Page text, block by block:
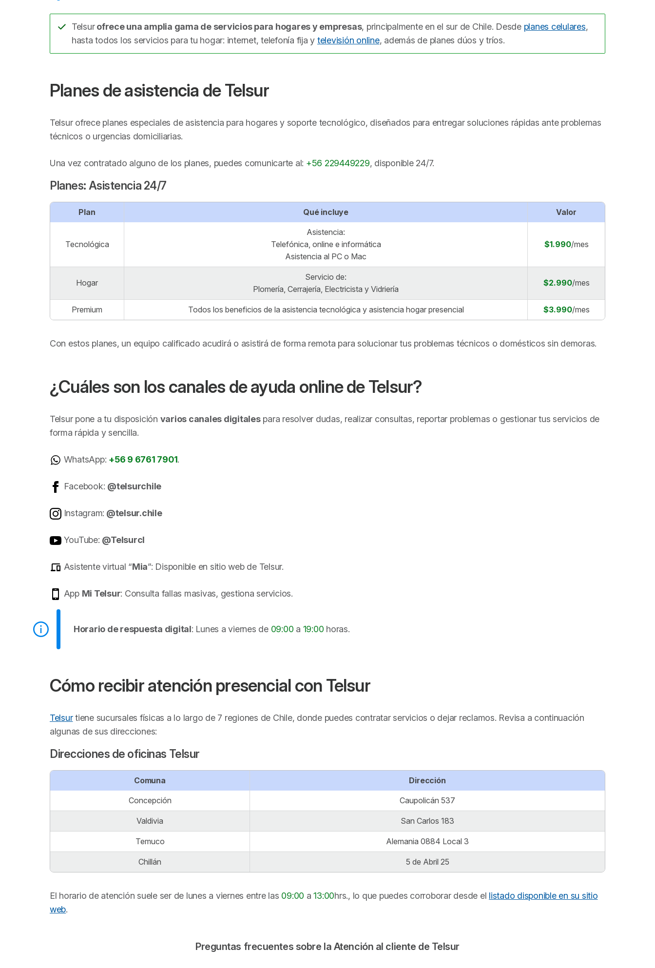
Telsurofrece una amplia gama de servicios para hogares y empresas, principalmente en el sur de Chile. Desde planes celulares,
hasta todos los servicios para tu hogar: internet, telefonía fija y televisión online, además de planes dúos y tríos.
Planes de asistencia de Telsur
Telsur ofrece planes especiales de asistencia para hogares y soporte tecnológico, diseñados para entregar soluciones rápidas ante problemas
técnicos o urgencias domiciliarias.
Una vez contratado alguno de los planes, puedes comunicarte al: +56 229449229, disponible 24/7.
Planes: Asistencia 24/7
Plan Qué incluye Valor
Tecnológica
Asistencia:
Telefónica, online e informática
Asistencia al PC o Mac
$1.990/mes
Hogar
Servicio de:
Plomería, Cerrajería, Electricista y Vidriería
$2.990/mes
Premium Todos los beneficios de la asistencia tecnológica y asistencia hogar presencial $3.990/mes
Con estos planes, un equipo calificado acudirá o asistirá de forma remota para solucionar tus problemas técnicos o domésticos sin demoras.
¿Cuáles son los canales de ayuda online de Telsur?
Telsur pone a tu disposición varios canales digitalespara resolver dudas, realizar consultas, reportar problemas o gestionar tus servicios de
forma rápida y sencilla.
WhatsApp: +56 9 6761 7901.
Facebook: @telsurchile
Instagram: @telsur.chile
YouTube: @Telsurcl
Asistente virtual “Mia”: Disponible en sitio web de Telsur.
App Mi Telsur: Consulta fallas masivas, gestiona servicios.
Horario de respuesta digital: Lunes a viernes de 09:00 a 19:00 horas.
Cómo recibir atención presencial con Telsur
Telsurtiene sucursales físicas a lo largo de 7 regiones de Chile, donde puedes contratar servicios o dejar reclamos. Revisa a continuación
algunas de sus direcciones:
Direcciones de oficinas Telsur
Comuna Dirección
Concepción Caupolicán 537
Valdivia San Carlos 183
Temuco Alemania 0884 Local 3
Chillán 5 de Abril 25
El horario de atención suele ser de lunes a viernes entre las 09:00 a13:00hrs., lo que puedes corroborar desde el listado disponible en su sitio
web.
Preguntas frecuentes sobre la Atención al cliente de Telsur